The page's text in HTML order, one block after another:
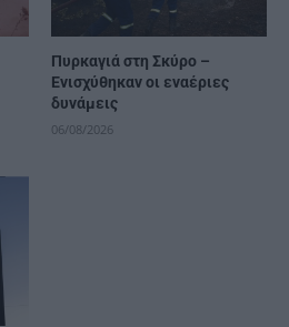
Πυρκαγιά στη Σκύρο –
Ενισχύθηκαν οι εναέριες
δυνάμεις
06/08/2026